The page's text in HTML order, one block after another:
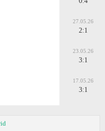
27.05.26
2:1
23.05.26
3:1
17.05.26
3:1